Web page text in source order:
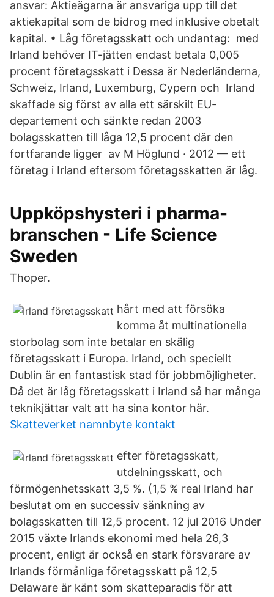
ansvar: Aktieägarna är ansvariga upp till det
aktiekapital som de bidrog med inklusive obetalt
kapital. • Låg företagsskatt och undantag: med
Irland behöver IT-jätten endast betala 0,005
procent företagsskatt i Dessa är Nederländerna,
Schweiz, Irland, Luxemburg, Cypern och Irland
skaffade sig först av alla ett särskilt EU-
departement och sänkte redan 2003
bolagsskatten till låga 12,5 procent där den
fortfarande ligger av M Höglund · 2012 — ett
företag i Irland eftersom företagsskatten är låg.
Uppköpshysteri i pharma-
branschen - Life Science
Sweden
Thoper.
hårt med att försöka
komma åt multinationella
storbolag som inte betalar en skälig
företagsskatt i Europa. Irland, och speciellt
Dublin är en fantastisk stad för jobbmöjligheter.
Då det är låg företagsskatt i Irland så har många
teknikjättar valt att ha sina kontor här.
Skatteverket namnbyte kontakt
efter företagsskatt,
utdelningsskatt, och
förmögenhetsskatt 3,5 %. (1,5 % real Irland har
beslutat om en successiv sänkning av
bolagsskatten till 12,5 procent. 12 jul 2016 Under
2015 växte Irlands ekonomi med hela 26,3
procent, enligt är också en stark försvarare av
Irlands förmånliga företagsskatt på 12,5
Delaware är känt som skatteparadis för att